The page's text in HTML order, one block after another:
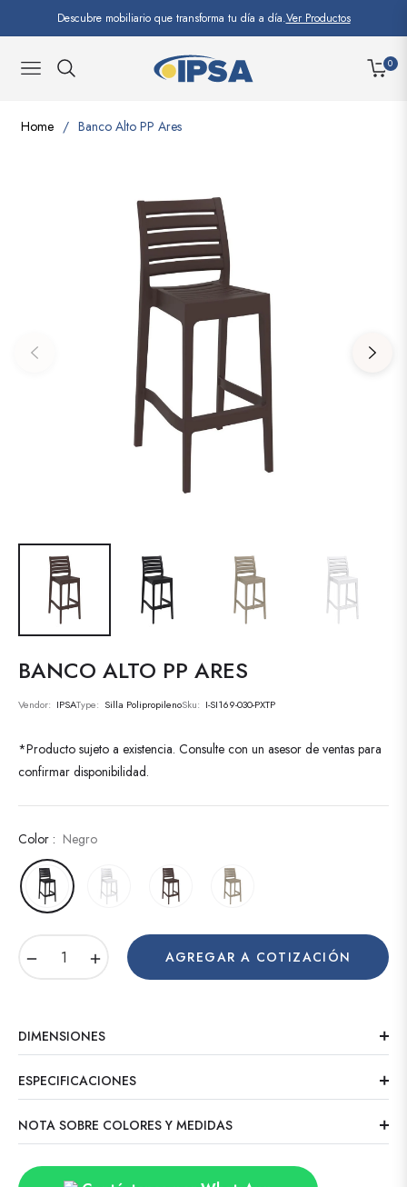
Descubre mobiliario que transforma tu día a día.Ver Productos
NAVIGATION
0
Home / Banco Alto PP Ares
BANCO ALTO PP ARES
Vendor: IPSAType: Silla PolipropilenoSku: I-SI169-030-PXTP
*Producto sujeto a existencia. Consulte con un asesor de ventas para
confirmar disponibilidad.
Color : Negro
AGREGAR A COTIZACIÓN
DIMENSIONES
ESPECIFICACIONES
NOTA SOBRE COLORES Y MEDIDAS